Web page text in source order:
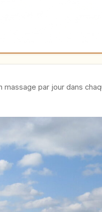
massage par jour dans